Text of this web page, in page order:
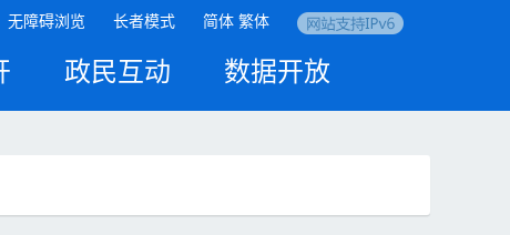
政民互动 数据开放
无障碍浏览 长者模式 简体 繁体